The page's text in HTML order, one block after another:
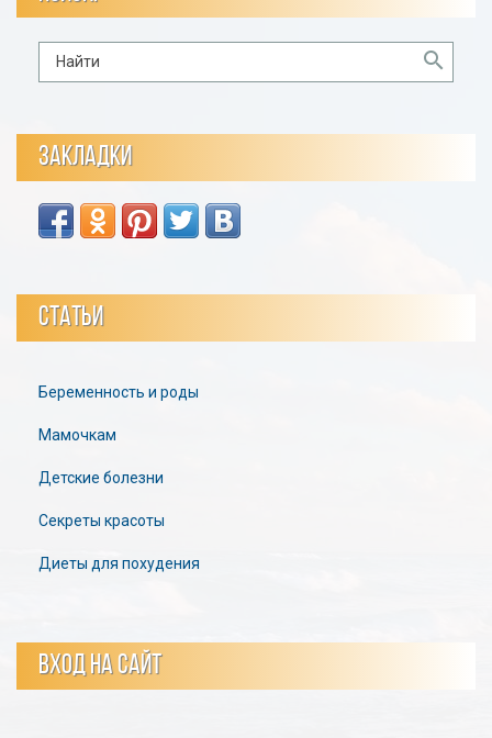
ЗАКЛАДКИ
СТАТЬИ
Беременность и роды
Мамочкам
Детские болезни
Секреты красоты
Диеты для похудения
ВХОД НА САЙТ